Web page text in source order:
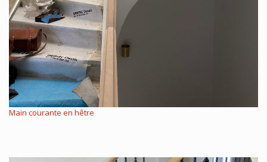
Main courante en hêtre